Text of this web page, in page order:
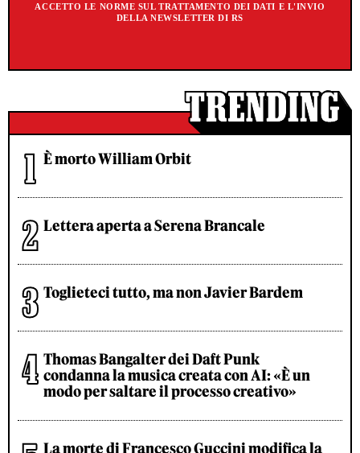
ACCETTO LE NORME SUL TRATTAMENTO DEI DATI E L'INVIO
DELLA NEWSLETTER DI RS
È morto William Orbit
Lettera aperta a Serena Brancale
Toglieteci tutto, ma non Javier Bardem
Thomas Bangalter dei Daft Punk
condanna la musica creata con AI: «È un
modo per saltare il processo creativo»
La morte di Francesco Guccini modifica la